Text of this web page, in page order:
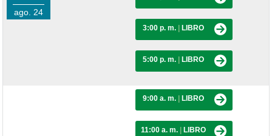
ago. 24
3:00 p. m. LIBRO
5:00 p. m. LIBRO
9:00 a. m. LIBRO
11:00 a. m. LIBRO